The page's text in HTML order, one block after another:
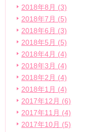
2018年8月 (3)
2018年7月 (5)
2018年6月 (3)
2018年5月 (5)
2018年4月 (4)
2018年3月 (4)
2018年2月 (4)
2018年1月 (4)
2017年12月 (6)
2017年11月 (4)
2017年10月 (5)